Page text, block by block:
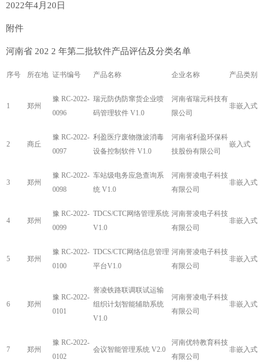
2022年4月20日
附件
河南省 202 2 年第二批软件产品评估及分类名单
序号 所在地 证书编号 产品名称 企业名称 产品类别
1 郑州
豫 RC-2022-
0096
瑞元防伪防窜货企业喷
码管理软件 V1.0
河南省瑞元科技有
限公司
非嵌入式
2 商丘
豫 RC-2022-
0097
利盈医疗废物微波消毒
设备控制软件 V1.0
河南省利盈环保科
技股份有限公司
嵌入式
3 郑州
豫 RC-2022-
0098
车站级电务应急查询系
统 V1.0
河南誉凌电子科技
有限公司
非嵌入式
4 郑州
豫 RC-2022-
0099
TDCS/CTC网络管理系统
V1.0
河南誉凌电子科技
有限公司
非嵌入式
5 郑州
豫 RC-2022-
0100
TDCS/CTC网络信息管理
平台V1.0
河南誉凌电子科技
有限公司
非嵌入式
6 郑州
豫 RC-2022-
0101
誉凌铁路联调联试运输
组织计划智能辅助系统
V1.0
河南誉凌电子科技
有限公司
非嵌入式
7 郑州
豫 RC-2022-
0102
会议智能管理系统 V2.0
河南优特教育科技
有限公司
非嵌入式